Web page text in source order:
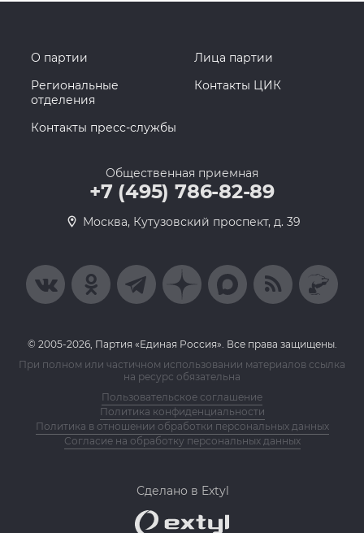
О партии
Лица партии
Региональные
отделения
Контакты ЦИК
Контакты пресс-службы
Общественная приемная
+7 (495) 786-82-89
Москва, Кутузовский проспект, д. 39
© 2005-2026, Партия «Единая Россия». Все права защищены.
При полном или частичном использовании материалов ссылка
на ресурс обязательна
Пользовательское соглашение
Политика конфиденциальности
Политика в отношении обработки персональных данных
Согласие на обработку персональных данных
Сделано в Extyl